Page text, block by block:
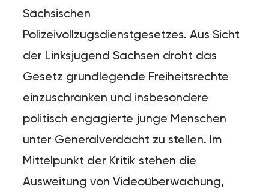
Sächsischen
Polizeivollzugsdienstgesetzes. Aus Sicht
der Linksjugend Sachsen droht das
Gesetz grundlegende Freiheitsrechte
einzuschränken und insbesondere
politisch engagierte junge Menschen
unter Generalverdacht zu stellen. Im
Mittelpunkt der Kritik stehen die
Ausweitung von Videoüberwachung,